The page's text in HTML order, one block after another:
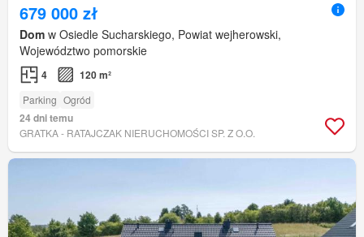
679 000 zł
Dom w Osiedle Sucharskiego, Powiat wejherowski,
Województwo pomorskie
4 120 m²
Parking Ogród
24 dni temu
GRATKA - RATAJCZAK NIERUCHOMOŚCI SP. Z O.O.